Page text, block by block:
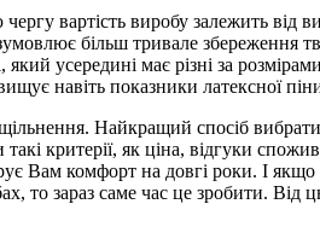
вартість виробу залежить
більш тривале збереження
усередині має різні за
навіть показники латексної
Найкращий спосіб
критерії, як ціна, відгуки
Вам комфорт на довгі роки. І
то зараз саме час це зробити.